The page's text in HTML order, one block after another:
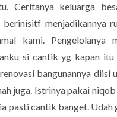
Ceritanya keluarga
berinisitf menjadikannya
kami. Pengelolanya
si cantik yg kapan
bangunannya
juga. Istrinya pakai
pasti cantik banget. Udah